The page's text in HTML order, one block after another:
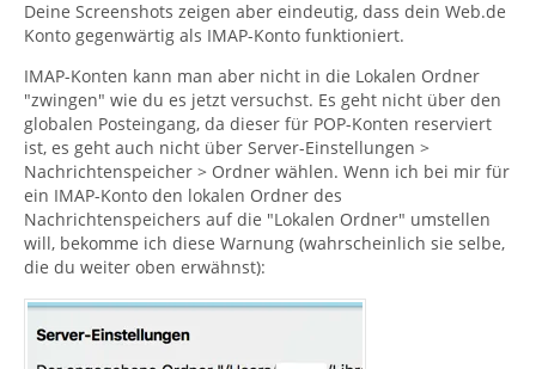
Deine Screenshots zeigen aber eindeutig, dass dein Web.de
Konto gegenwärtig als IMAP-Konto funktioniert.
IMAP-Konten kann man aber nicht in die Lokalen Ordner
"zwingen" wie du es jetzt versuchst. Es geht nicht über den
globalen Posteingang, da dieser für POP-Konten reserviert
ist, es geht auch nicht über Server-Einstellungen >
Nachrichtenspeicher > Ordner wählen. Wenn ich bei mir für
ein IMAP-Konto den lokalen Ordner des
Nachrichtenspeichers auf die "Lokalen Ordner" umstellen
will, bekomme ich diese Warnung (wahrscheinlich sie selbe,
die du weiter oben erwähnst):